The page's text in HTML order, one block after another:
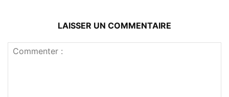
LAISSER UN COMMENTAIRE